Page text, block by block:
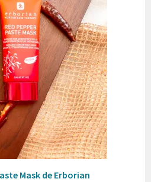
Mask de Erborian